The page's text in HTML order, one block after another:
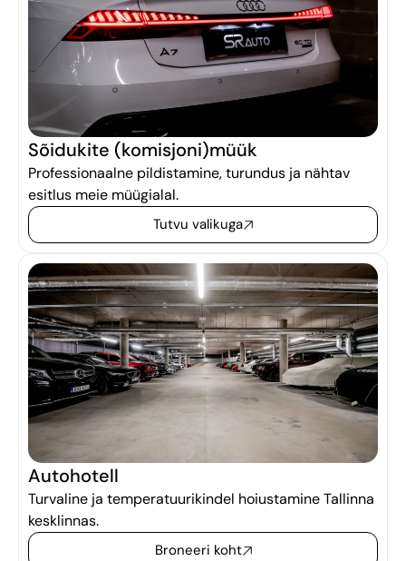
Sõidukite (komisjoni)müük
Professionaalne pildistamine, turundus ja nähtav
esitlus meie müügialal.
Tutvu valikuga
Autohotell
Turvaline ja temperatuurikindel hoiustamine Tallinna
kesklinnas.
Broneeri koht